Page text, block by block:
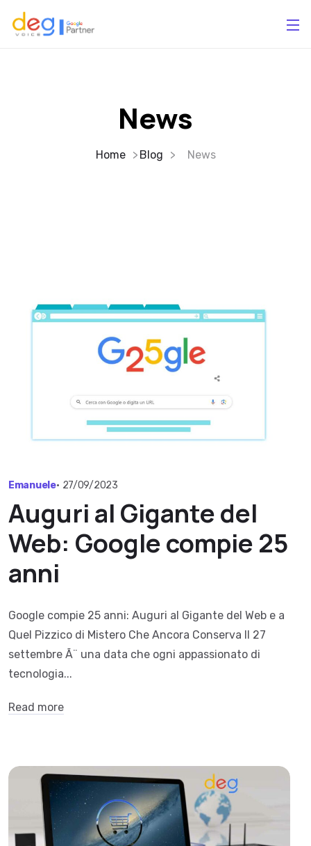
News
Home Blog News
Emanuele• 27/09/2023
Auguri al Gigante del
Web: Google compie 25
anni
Google compie 25 anni: Auguri al Gigante del Web e a
Quel Pizzico di Mistero Che Ancora Conserva Il 27
settembre Ã¨ una data che ogni appassionato di
tecnologia...
Read more